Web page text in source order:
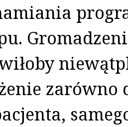
zarówno